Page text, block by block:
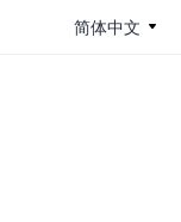
简体中文